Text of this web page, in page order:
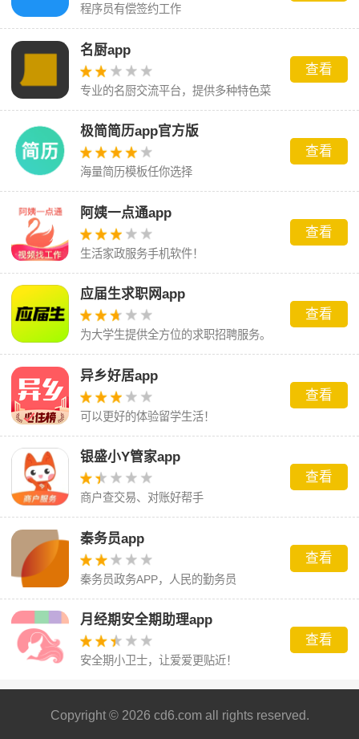
程序员有偿签约工作
名厨app
专业的名厨交流平台，提供多种特色菜
品。
查看
极简简历app官方版
海量简历模板任你选择
查看
阿姨一点通app
生活家政服务手机软件！
查看
应届生求职网app
为大学生提供全方位的求职招聘服务。
查看
异乡好居app
可以更好的体验留学生活！
查看
银盛小Y管家app
商户查交易、对账好帮手
查看
秦务员app
秦务员政务APP，人民的勤务员
查看
月经期安全期助理app
安全期小卫士，让爱爱更贴近！
查看
Copyright © 2026 cd6.com all rights reserved.